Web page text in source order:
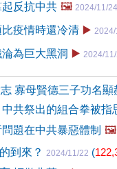
反抗中共 🖼️ 2024/11/24
疫情時還冷清 ▶️
為巨大黑洞 ▶️ 2024/
寡母賢德三子功名顯
共祭出的組合拳被指
題在中共暴惡體制 🖼️
到來？ 2024/11/22 (